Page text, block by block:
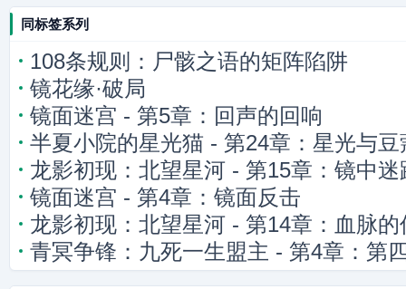
同标签系列
108条规则：尸骸之语的矩阵陷阱
镜花缘·破局
镜面迷宫 - 第5章：回声的回响
半夏小院的星光猫 - 第24章：星光与豆
龙影初现：北望星河 - 第15章：镜中迷
镜面迷宫 - 第4章：镜面反击
龙影初现：北望星河 - 第14章：血脉的
青冥争锋：九死一生盟主 - 第4章：第
影逼近